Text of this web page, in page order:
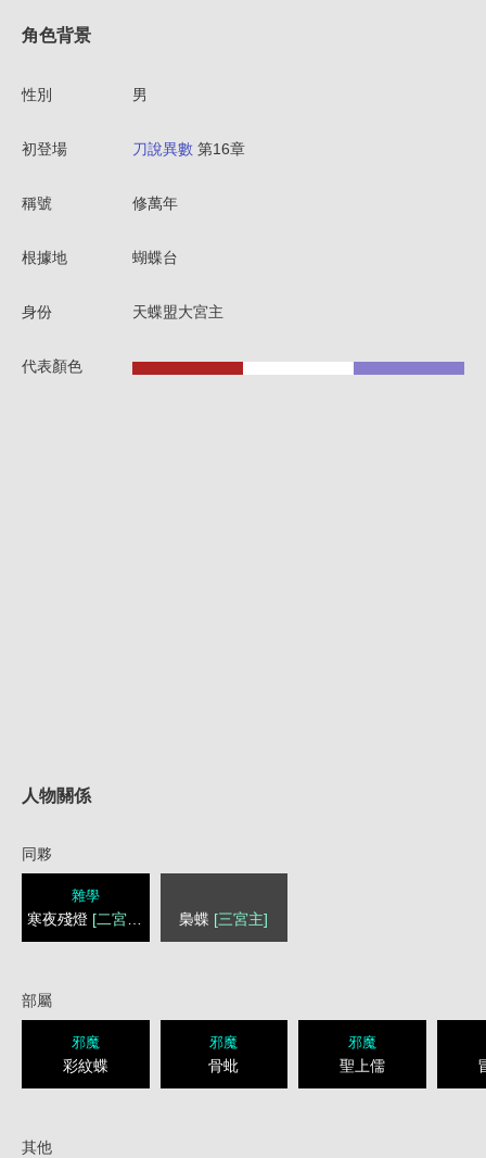
角色背景
性別 男
初登場 刀說異數 第16章
稱號 修萬年
根據地 蝴蝶台
身份 天蝶盟大宮主
代表顏色
人物關係
同夥
雜學
寒夜殘燈 [二宮主] 梟蝶 [三宮主]
部屬
邪魔
彩紋蝶
邪魔
骨蚍
邪魔
聖上儒
其他